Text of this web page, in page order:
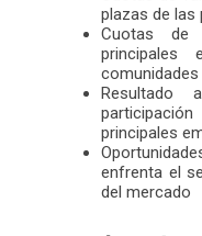
plazas de las
Cuotas
principales
principales
enfrenta el
del mercado